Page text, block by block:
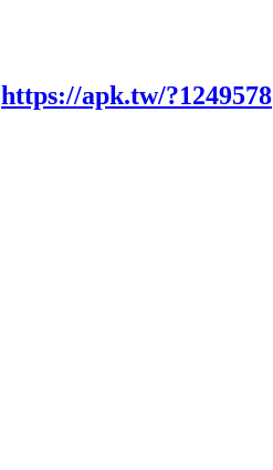
https://apk.tw/?1249578